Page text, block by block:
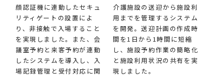
顔認証機に連動したセキュ
リティゲートの設置によ
り、非接触で入場すること
を実現しました。また、会
議室予約と来客予約が連動
したシステムを導入し、入
場記録管理と受付対応に関
介護施設の送迎から施設利
用までを管理するシステム
を開発。送迎計画の作成時
間を1日から1時間に短縮
し、施設予約作業の簡略化
と施設利用状況の共有を実
現しました。